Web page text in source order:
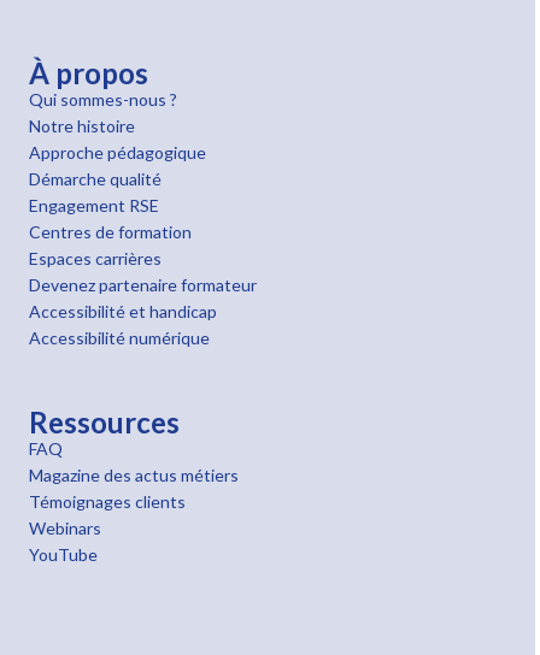
À propos
Qui sommes-nous ?
Notre histoire
Approche pédagogique
Démarche qualité
Engagement RSE
Centres de formation
Espaces carrières
Devenez partenaire formateur
Accessibilité et handicap
Accessibilité numérique
Ressources
FAQ
Magazine des actus métiers
Témoignages clients
Webinars
YouTube